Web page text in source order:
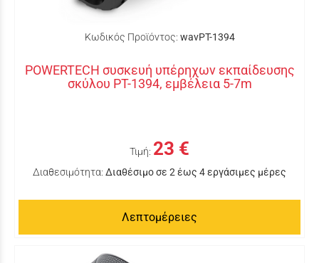
Κωδικός Προϊόντος: wavPT-1394
POWERTECH συσκευή υπέρηχων εκπαίδευσης
σκύλου PT-1394, εμβέλεια 5-7m
Τιμή: 23 €
Διαθεσιμότητα: Διαθέσιμο σε 2 έως 4 εργάσιμες μέρες
Λεπτομέρειες